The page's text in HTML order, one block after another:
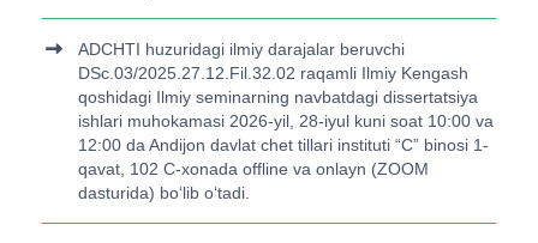
ADCHTI huzuridagi ilmiy darajalar beruvchi
DSc.03/2025.27.12.Fil.32.02 raqamli Ilmiy Kengash
qoshidagi Ilmiy seminarning navbatdagi dissertatsiya
ishlari muhokamasi 2026-yil, 28-iyul kuni soat 10:00 va
12:00 da Andijon davlat chet tillari instituti “C” binosi 1-
qavat, 102 C-xonada offline va onlayn (ZOOM
dasturida) bo‘lib o‘tadi.